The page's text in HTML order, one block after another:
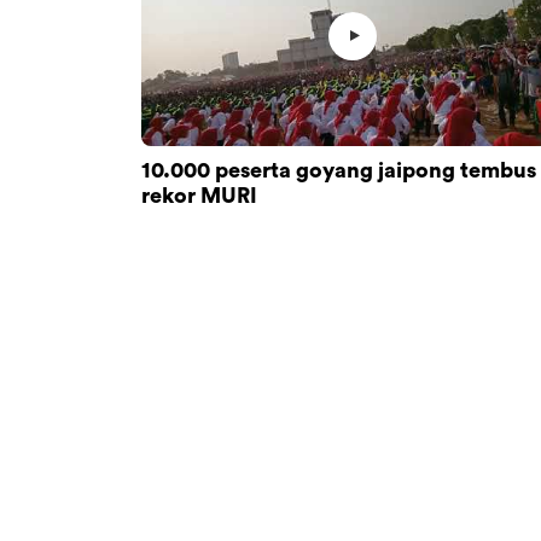
10.000 peserta goyang jaipong tembus
rekor MURI